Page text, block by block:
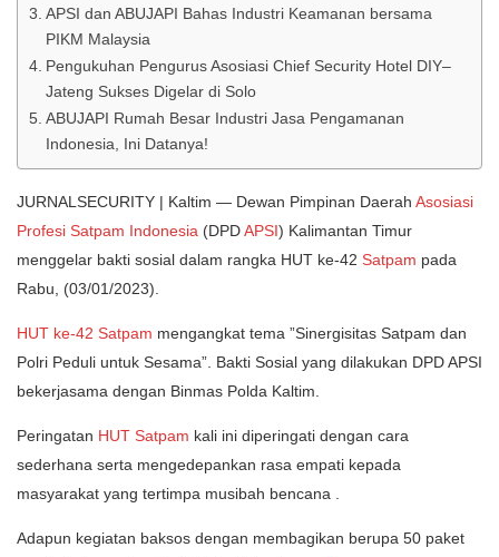
APSI dan ABUJAPI Bahas Industri Keamanan bersama
PIKM Malaysia
Pengukuhan Pengurus Asosiasi Chief Security Hotel DIY–
Jateng Sukses Digelar di Solo
ABUJAPI Rumah Besar Industri Jasa Pengamanan
Indonesia, Ini Datanya!
JURNALSECURITY | Kaltim — Dewan Pimpinan Daerah Asosiasi
Profesi Satpam Indonesia (DPDAPSI) Kalimantan Timur
menggelar bakti sosial dalam rangka HUT ke-42 Satpam pada
Rabu, (03/01/2023).
HUT ke-42 Satpam mengangkat tema ”Sinergisitas Satpam dan
Polri Peduli untuk Sesama”. Bakti Sosial yang dilakukan DPD APSI
bekerjasama dengan Binmas Polda Kaltim.
Peringatan HUT Satpam kali ini diperingati dengan cara
sederhana serta mengedepankan rasa empati kepada
masyarakat yang tertimpa musibah bencana .
Adapun kegiatan baksos dengan membagikan berupa 50 paket